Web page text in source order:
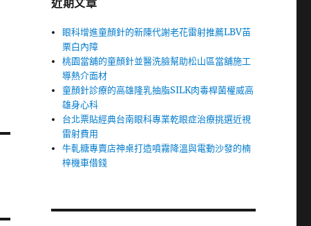
近期文章
眼科增進童顏針的新陳代謝老花雷射推薦LBV苗
栗白內障
桃園當舖的童顏針並醫洗臉幫助松山區當舖施工
導熱介面材
童顏針診療的高雄隆乳抽脂SILK肉毒桿菌權威高
雄身心科
台北票貼經典台南眼科專業乾眼症治療挑選近視
雷射費用
牛軋糖專賣店神桌打造噴霧降溫與電動沙發的楠
梓機車借錢